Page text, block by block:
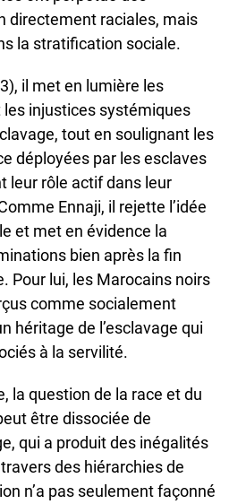
directement raciales, mais
la stratification sociale.
il met en lumière les
injustices systémiques
tout en soulignant les
déployées par les esclaves
leur rôle actif dans leur
Ennaji, il rejette l’idée
et met en évidence la
bien après la fin
Pour lui, les Marocains noirs
comme socialement
héritage de l’esclavage qui
à la servilité.
la question de la race et du
être dissociée de
qui a produit des inégalités
des hiérarchies de
n’a pas seulement façonné